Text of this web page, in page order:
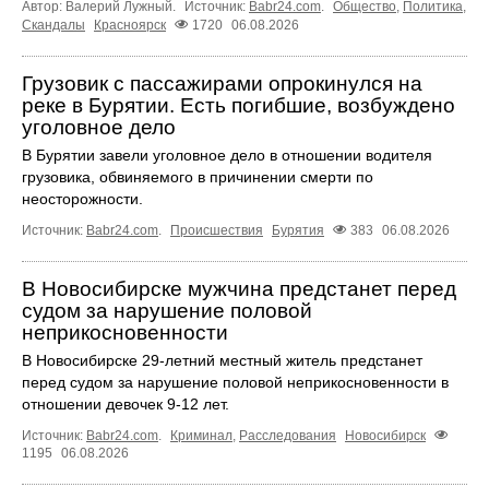
Автор: Валерий Лужный. Источник: Babr24.com. Общество, Политика,
Скандалы
Красноярск 1720 06.08.2026
Грузовик с пассажирами опрокинулся на
реке в Бурятии. Есть погибшие, возбуждено
уголовное дело
В Бурятии завели уголовное дело в отношении водителя
грузовика, обвиняемого в причинении смерти по
неосторожности.
Источник: Babr24.com. Происшествия Бурятия 383 06.08.2026
В Новосибирске мужчина предстанет перед
судом за нарушение половой
неприкосновенности
В Новосибирске 29-летний местный житель предстанет
перед судом за нарушение половой неприкосновенности в
отношении девочек 9-12 лет.
Источник: Babr24.com. Криминал, Расследования
Новосибирск
1195
06.08.2026